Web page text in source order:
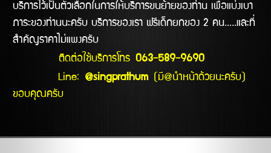
บริการไว้เป็นตัวเลือกในการให้บริการขนย้ายของท่าน เพื่อแบ่งเบา
ภาระของท่านนะครับ บริการของเรา ฟรีเด็กยกของ 2 คน.....และที่
สำคัญราคาไม่แพงครับ
ติดต่อใช้บริการโทร 063-589-9690
Line: @singprathum (มี@นำหน้าด้วยนะครับ)
ขอบคุณครับ